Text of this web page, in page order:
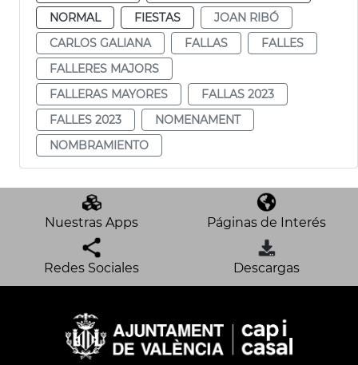
NORMAL
FIESTAS
JOAN RIBÓ
CARLOS GALIANA
FALLAS
FALLES
FALLERES MAJORS
FALLERAS MAYORES
FALLAS 2023
FALLES 2023
NOMENAMENT
NOMBRAMIENTO
Nuestras Apps Páginas de Interés
Redes Sociales Descargas